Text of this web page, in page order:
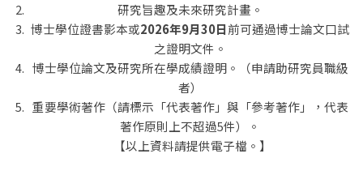
研究旨趣及未來研究計畫。
博士學位證書影本或2026年9月30日前可通過博士論文口試
之證明文件。
博士學位論文及研究所在學成績證明。（申請助研究員職級
者）
重要學術著作（請標示「代表著作」與「參考著作」，代表
著作原則上不超過5件）。
【以上資料請提供電子檔。】